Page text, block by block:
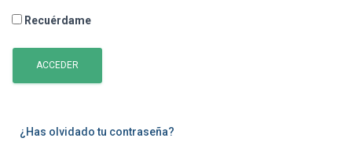
Recuérdame
ACCEDER
¿Has olvidado tu contraseña?